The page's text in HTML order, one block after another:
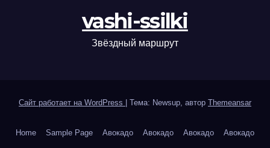
vashi-ssilki
Звёздный маршрут
Сайт работает на WordPress Тема: Newsup, автор Themeansar
Home Sample Page Авокадо Авокадо Авокадо Авокадо